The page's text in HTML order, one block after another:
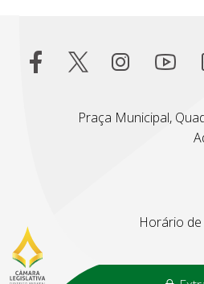
Praça Municipal,
Horário